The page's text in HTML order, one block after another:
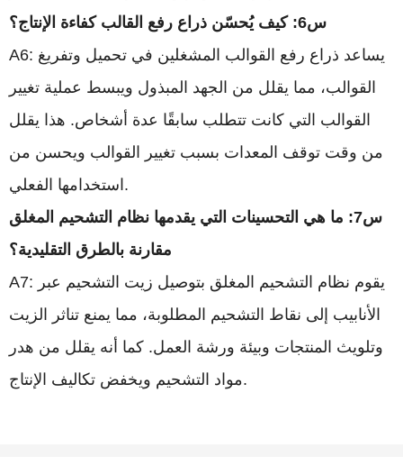
س6: كيف يُحسّن ذراع رفع القالب كفاءة الإنتاج؟
A6: يساعد ذراع رفع القوالب المشغلين في تحميل وتفريغ
القوالب، مما يقلل من الجهد المبذول ويبسط عملية تغيير
القوالب التي كانت تتطلب سابقًا عدة أشخاص. هذا يقلل
من وقت توقف المعدات بسبب تغيير القوالب ويحسن من
استخدامها الفعلي.
س7: ما هي التحسينات التي يقدمها نظام التشحيم المغلق
مقارنة بالطرق التقليدية؟
A7: يقوم نظام التشحيم المغلق بتوصيل زيت التشحيم عبر
الأنابيب إلى نقاط التشحيم المطلوبة، مما يمنع تناثر الزيت
وتلويث المنتجات وبيئة ورشة العمل. كما أنه يقلل من هدر
مواد التشحيم ويخفض تكاليف الإنتاج.